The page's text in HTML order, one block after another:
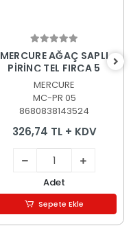
Sepete Ekle
MERCURE AĞAÇ SAPLI
PİRİNÇ TEL FIRÇA 5
MERCURE
MC-PR 05
8680838143524
326,74 TL + KDV
Adet
Sepete Ekle